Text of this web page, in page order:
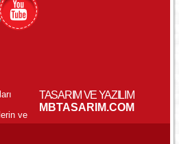
Online Destek!
ve
TASARIM VE YAZILIM
MBTASARIM.COM